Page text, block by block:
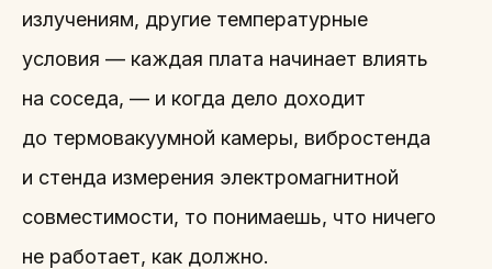
излучениям, другие температурные
условия — каждая плата начинает влиять
на соседа, — и когда дело доходит
до термовакуумной камеры, вибростенда
и стенда измерения электромагнитной
совместимости, то понимаешь, что ничего
не работает, как должно.